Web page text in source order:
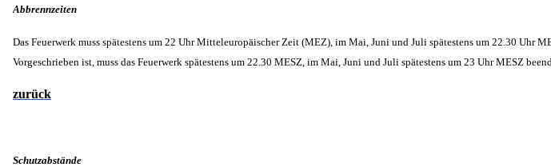
Abbrennzeiten
Das Feuerwerk muss spätestens um 22 Uhr Mitteleuropäischer Zeit (MEZ), im Mai, Juni und Juli spätestens um 22.30 Uhr
Vorgeschrieben ist, muss das Feuerwerk spätestens um 22.30 MESZ, im Mai, Juni und Juli spätestens um 23 Uhr MESZ
zurück
Schutzabstände